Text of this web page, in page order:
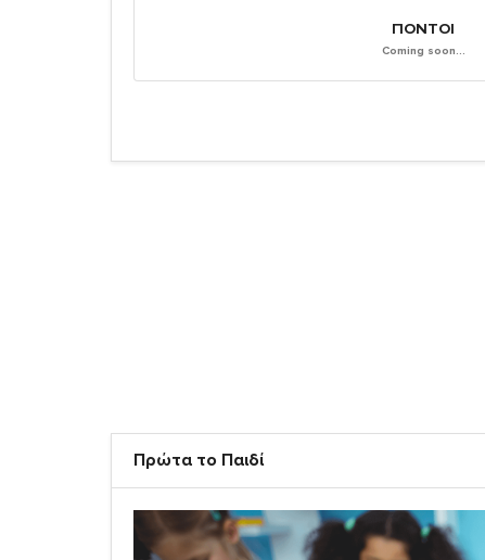
ΠΌΝΤΟΙ
Coming soon...
Πρώτα το Παιδί